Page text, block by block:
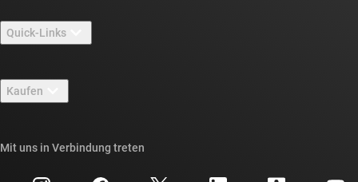
Stellenangebote
Newsroom
Veranstaltungen
Quick-Links
TI E2E™-Design-Support-Foren
Querverweis-Suche
Kundensupportzentrum
Kaufen
Mit uns in Verbindung treten